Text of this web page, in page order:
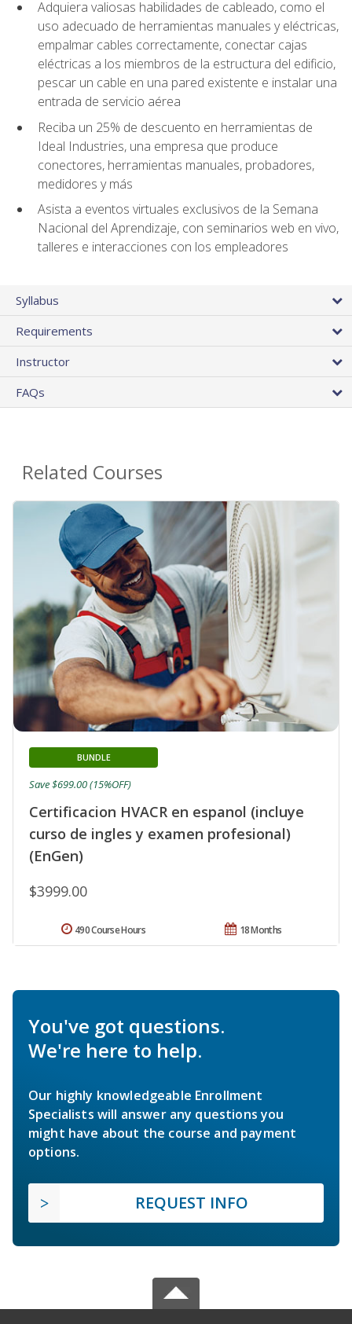
Adquiera valiosas habilidades de cableado, como el
uso adecuado de herramientas manuales y eléctricas,
empalmar cables correctamente, conectar cajas
eléctricas a los miembros de la estructura del edificio,
pescar un cable en una pared existente e instalar una
entrada de servicio aérea
Reciba un 25% de descuento en herramientas de
Ideal Industries, una empresa que produce
conectores, herramientas manuales, probadores,
medidores y más
Asista a eventos virtuales exclusivos de la Semana
Nacional del Aprendizaje, con seminarios web en vivo,
talleres e interacciones con los empleadores
Syllabus
Requirements
Instructor
FAQs
Related Courses
Certificacion HVACR en espanol (incluye
curso de ingles y examen profesional)
(EnGen)
BUNDLE
$3999.00
Save $699.00 (15%OFF)
18 Months
490 Course Hours
You've got questions.
We're here to help.
Our highly knowledgeable Enrollment
Specialists will answer any questions you
might have about the course and payment
options.
REQUEST INFO